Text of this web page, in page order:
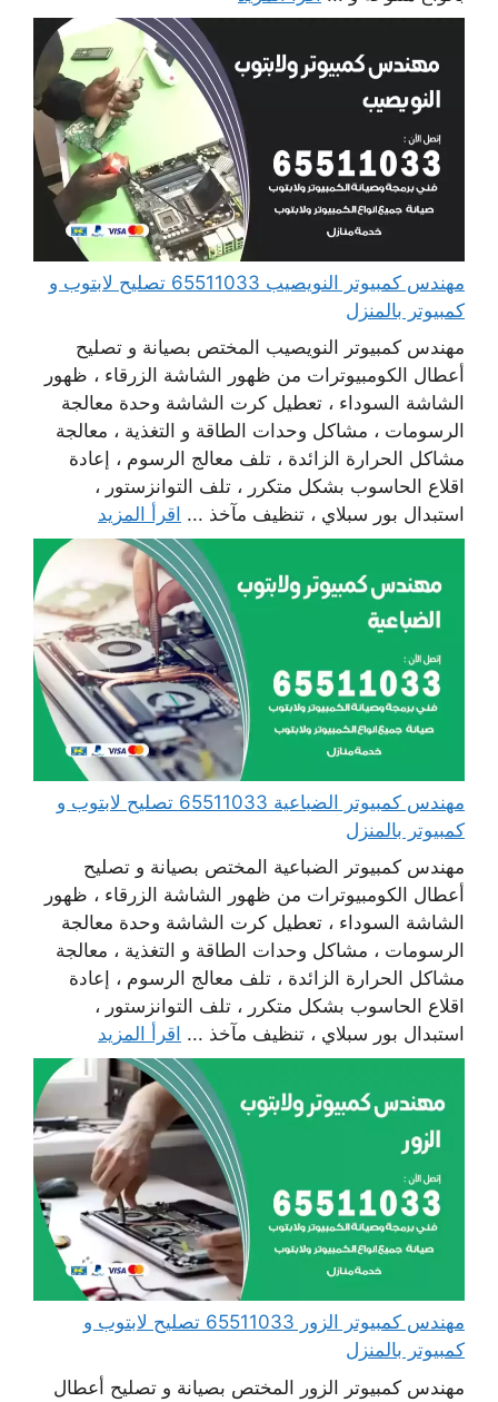
مهندس كمبيوتر النويصيب 65511033 تصليح لابتوب و
كمبيوتر بالمنزل
مهندس كمبيوتر النويصيب المختص بصيانة و تصليح
أعطال الكومبيوترات من ظهور الشاشة الزرقاء ، ظهور
الشاشة السوداء ، تعطيل كرت الشاشة وحدة معالجة
الرسومات ، مشاكل وحدات الطاقة و التغذية ، معالجة
مشاكل الحرارة الزائدة ، تلف معالج الرسوم ، إعادة
اقلاع الحاسوب بشكل متكرر ، تلف التوانزستور ،
استبدال بور سبلاي ، تنظيف مآخذ ... اقرأ المزيد
مهندس كمبيوتر الضباعية 65511033 تصليح لابتوب و
كمبيوتر بالمنزل
مهندس كمبيوتر الضباعية المختص بصيانة و تصليح
أعطال الكومبيوترات من ظهور الشاشة الزرقاء ، ظهور
الشاشة السوداء ، تعطيل كرت الشاشة وحدة معالجة
الرسومات ، مشاكل وحدات الطاقة و التغذية ، معالجة
مشاكل الحرارة الزائدة ، تلف معالج الرسوم ، إعادة
اقلاع الحاسوب بشكل متكرر ، تلف التوانزستور ،
استبدال بور سبلاي ، تنظيف مآخذ ... اقرأ المزيد
مهندس كمبيوتر الزور 65511033 تصليح لابتوب و
كمبيوتر بالمنزل
مهندس كمبيوتر الزور المختص بصيانة و تصليح أعطال